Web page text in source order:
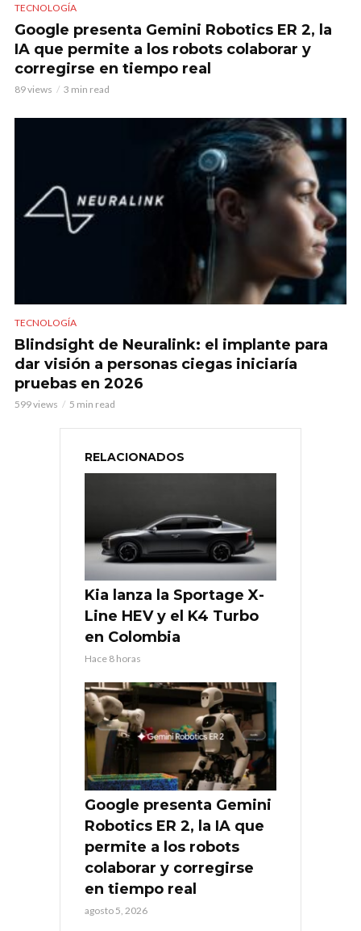
TECNOLOGÍA
Google presenta Gemini Robotics ER 2, la
IA que permite a los robots colaborar y
corregirse en tiempo real
89 views 3 min read
TECNOLOGÍA
Blindsight de Neuralink: el implante para
dar visión a personas ciegas iniciaría
pruebas en 2026
599 views 5 min read
RELACIONADOS
Kia lanza la Sportage X-
Line HEV y el K4 Turbo
en Colombia
Hace 8 horas
Google presenta Gemini
Robotics ER 2, la IA que
permite a los robots
colaborar y corregirse
en tiempo real
agosto 5, 2026